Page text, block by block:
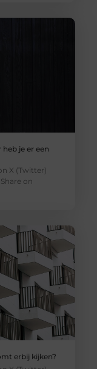
je er een
X (Twitter)
on
erbij kijken?